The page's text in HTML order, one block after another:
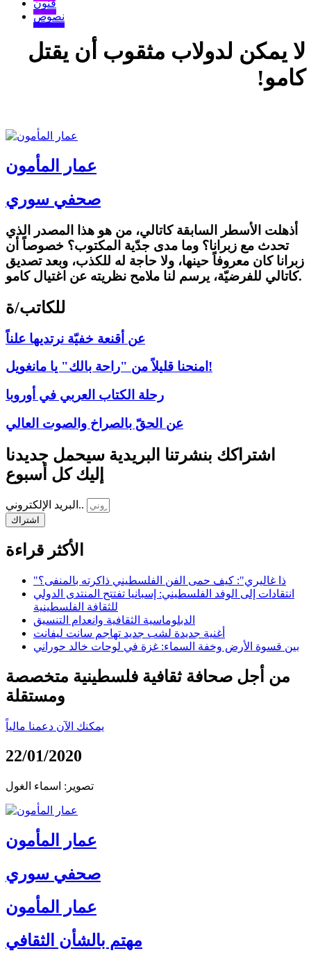
فنون
نصوص
لا يمكن لدولاب مثقوب أن يقتل
كامو!
عمار المأمون
صحفي سوري
أذهلت الأسطر السابقة كاتالي، من هو هذا المصدر الذي
تحدث مع زبرانا؟ وما مدى جدّية المكتوب؟ خصوصاً أن
زبرانا كان معروفاً حينها، ولا حاجة له للكذب، وبعد تصديق
كاتالي للفرضيّة، يرسم لنا ملامح نظريته عن اغتيال كامو.
للكاتب/ة
عن أقنعة خفيّة نرتديها علناً
امنحنا قليلاً من "راحة بالك" يا مانغويل!
رحلة الكتاب العربي في أوروبا
عن الحقّ بالصراخ والصوت العالي
اشتراكك بنشرتنا البريدية سيحمل جديدنا
إليك كل أسبوع
البريد الإلكتروني..
اشتراك
الأكثر قراءة
"ذا غاليري": كيف حمى الفن الفلسطيني ذاكرته بالمنفى؟
انتقادات إلى الوفد الفلسطيني: إسبانيا تفتتح المنتدى الدولي
للثقافة الفلسطينية
الدبلوماسية الثقافية وانعدام التنسيق
أغنية جديدة لشب جديد تهاجم سانت ليفانت
بين قسوة الأرض وخفة السماء: غزة في لوحات خالد حوراني
من أجل صحافة ثقافية فلسطينية متخصصة
ومستقلة
يمكنك الآن دعمنا مالياً
22/01/2020
تصوير: اسماء الغول
عمار المأمون
صحفي سوري
عمار المأمون
مهتم بالشأن الثقافي